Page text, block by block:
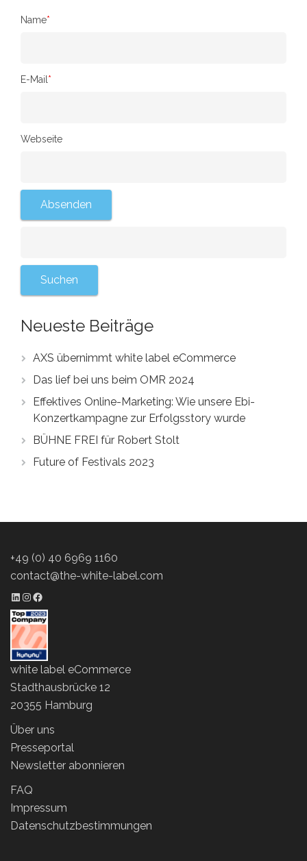
Name*
E-Mail *
Webseite
Neueste Beiträge
AXS übernimmt white label eCommerce
Das lief bei uns beim OMR 2024
Effektives Online-Marketing: Wie unsere Ebi-
Konzertkampagne zur Erfolgsstory wurde
BÜHNE FREI für Robert Stolt
Future of Festivals 2023
+49 (0) 40 6969 1160
contact@the-white-label.com
LinkedIn Profil
Instagram Profil
Facebook Profil
white label eCommerce
Stadthausbrücke 12
20355 Hamburg
Über uns
Presseportal
Newsletter abonnieren
FAQ
Impressum
Datenschutzbestimmungen